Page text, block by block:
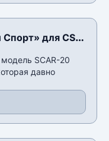
для CSS
SCAR-20
давно